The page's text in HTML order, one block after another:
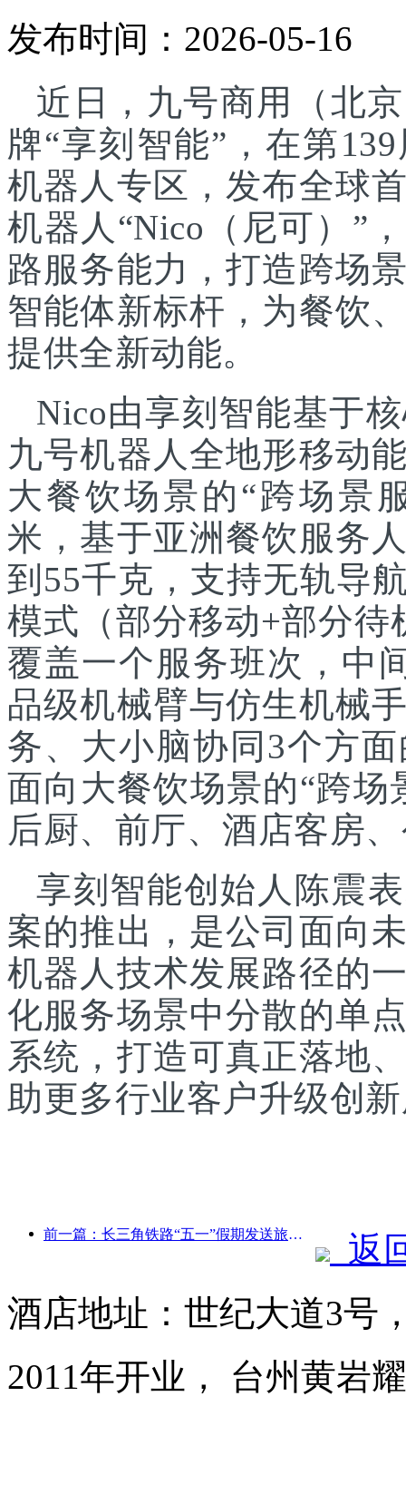
发布时间：2026-05-16
近日，九号商用（北
牌“享刻智能”，在第
机器人专区，发布全球
机器人“Nico（尼可）”
路服务能力，打造跨场
智能体新标杆，为餐饮
提供全新动能。
Nico由享刻智能基于
九号机器人全地形移动
大餐饮场景的“跨场景
米，基于亚洲餐饮服务
到55千克，支持无轨导
模式（部分移动+部分待
覆盖一个服务班次，中
品级机械臂与仿生机械
务、大小脑协同3个方
面向大餐饮场景的“跨
后厨、前厅、酒店客房
享刻智能创始人陈震
案的推出，是公司面向
机器人技术发展路径的
化服务场景中分散的单
系统，打造可真正落地
助更多行业客户升级创
前一篇：长三角铁路“五一”假期发送旅客超2138万人次
返
酒店地址：世纪大道3号
2011年开业， 台州黄